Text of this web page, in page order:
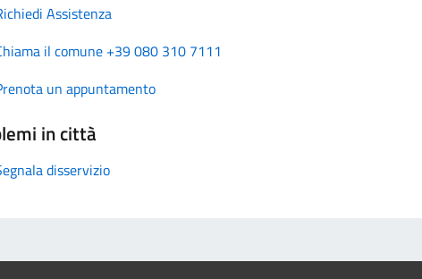
Assistenza
il comune +39 080 310 7111
un appuntamento
in città
disservizio